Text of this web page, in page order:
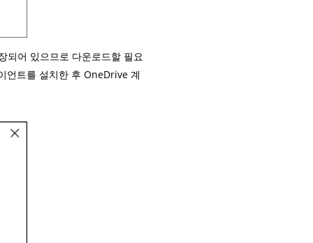
어 있으므로 다운로드할 필요
언트를 설치한 후 OneDrive 계